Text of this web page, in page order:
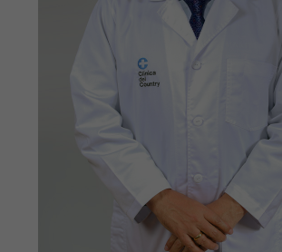
Neonatología
Radiología e Imágenes
Servicios Quirúrgicos
Servicios de Apoyo
Unidad de Cuidado Crítico